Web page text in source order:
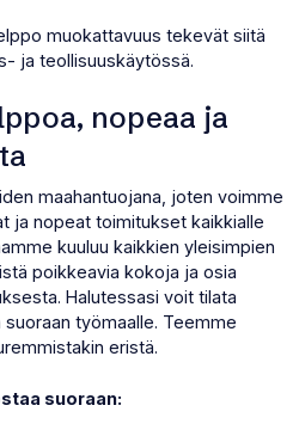
muokattavuus tekevät siitä
ja teollisuuskäytössä.
nopeaa ja
maahantuojana, joten voimme
ja nopeat toimitukset kaikkialle
kuuluu kaikkien yleisimpien
poikkeavia kokoja ja osia
Halutessasi voit tilata
työmaalle. Teemme
eristä.
suoraan: